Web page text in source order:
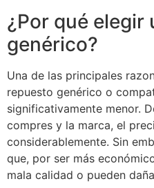
¿Por qué elegir
genérico?
Una de las principales
repuesto genérico o
significativamente menor.
compres y la marca, el
considerablemente. Sin
que, por ser más
mala calidad o pueden